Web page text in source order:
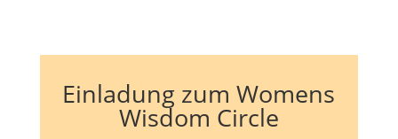
Einladung zum Womens
Wisdom Circle